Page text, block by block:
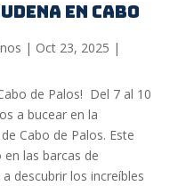
EN CABO
| Oct 23, 2025 |
de Palos! Del 7 al 10
a bucear en la
Cabo de Palos. Este
las barcas de
descubrir los increíbles